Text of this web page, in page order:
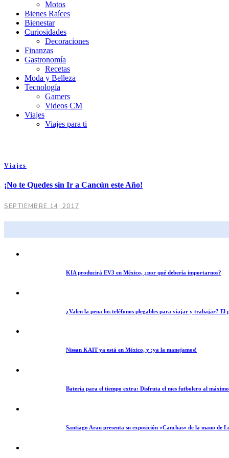
Motos
Bienes Raíces
Bienestar
Curiosidades
Decoraciones
Finanzas
Gastronomía
Recetas
Moda y Belleza
Tecnología
Gamers
Videos CM
Viajes
Viajes para ti
Viajes
¡No te Quedes sin Ir a Cancún este Año!
SEPTIEMBRE 14, 2017
KIA producirá EV3 en México, ¿por qué debería importarnos?
¿Valen la pena los teléfonos plegables para viajar y trabajar? El
Nissan KAIT ya está en México, y ¡ya la manejamos!
Batería para el tiempo extra: Disfruta el mes futbolero al
Santiago Arau presenta su exposición «Canchas» de la mano de